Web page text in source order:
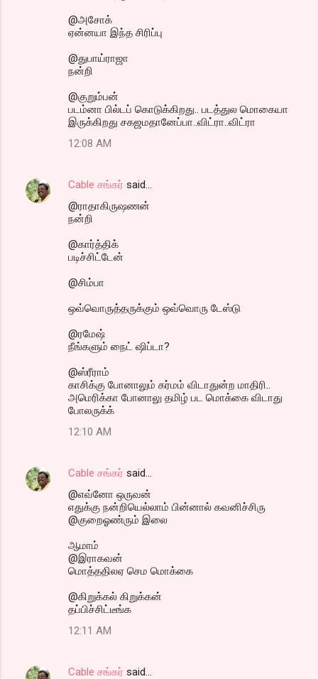
@அசோக்
ஏன்னயா இந்த சிரிப்பு
@துபாய்ராஜா
நன்றி
@குறும்பன்
படம்னா பில்டப் கொடுக்கிறது.. படத்துல மொகையா
இருக்கிறது சகஜமதானேப்பா..விட்ரா..விட்ரா
12:08 AM
Cable சங்கர் said…
@ராதாகிருஷணன்
நன்றி
@கார்த்திக்
படிச்சிட்டேன்
@சிம்பா
ஒவ்வொருத்தருக்கும் ஒவ்வொரு டேஸ்டு
@ரமேஷ்
நீங்களும் நைட் ஷிப்டா?
@ஸ்ரீராம்
காசிக்கு போனாலும் கர்மம் விடாதுன்ற மாதிரி..
அமெரிக்கா போனாலு தமிழ் பட மொக்கை விடாது
போலருக்க்
12:10 AM
Cable சங்கர் said…
@எவ்னோ ஒருவன்
எதுக்கு நன்றியெல்லாம் பின்னால் கவனிச்சிரு
@குறைஓண்ரும் இலை
ஆமாம்
@இராகவன்
மொத்ததிலஏ செம மொக்கை
@கிறுக்கல் கிறுக்கன்
தப்பிச்சிட்டீங்க
12:11 AM
Cable சங்கர் said…